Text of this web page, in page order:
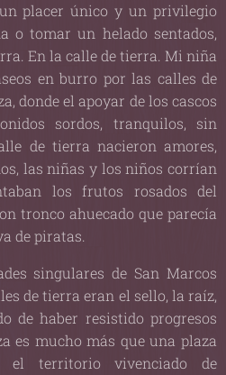
placer único y un privilegio
o tomar un helado sentados,
En la calle de tierra. Mi niña
en burro por las calles de
donde el apoyar de los cascos
sordos, tranquilos, sin
de tierra nacieron amores,
las niñas y los niños corrían
los frutos rosados del
tronco ahuecado que parecía
de piratas.
singulares de San Marcos
de tierra eran el sello, la raíz,
de haber resistido progresos
es mucho más que una plaza
el territorio vivenciado de